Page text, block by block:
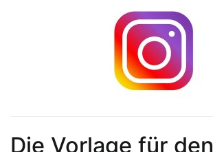
Die Vorlage für den